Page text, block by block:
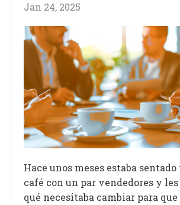
Jan 24, 2025
Hace unos meses estaba
café con un par vendedores y
qué necesitaba cambiar para que